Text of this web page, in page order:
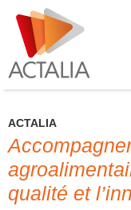
ACTALIA
qualité et